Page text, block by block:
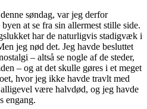
søndag, var jeg derfor
at se fra sin allermest stille side.
har de naturligvis stadigvæk i
jeg nød det. Jeg havde besluttet
– altså se nogle af de steder,
– og at det skulle gøres i et meget
hvor jeg ikke havde travlt med
være halvdød, og jeg havde
engang.